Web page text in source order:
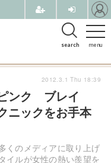
menu
search
ンク ブレイ
ニックをお手本
くのメディアに取り上げ
イルが女性の熱い羨望を
2012.3.1 Thu 18:39